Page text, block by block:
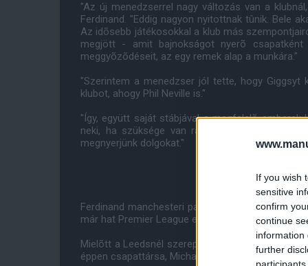
If you wish
sensitive
confirm
continue
information
further
"Az új menedzserrel nagy változás van a
Ferdinand. "Eddig nagyon nyitottnak tûnik. Bele
Az idõsebb játékosokkal a klub más
megjött - amit bajnokságot nyerõ
meggyõzõdéseit, az egy remek alap a munkára."
"Szerintem a menedzser jól tette, hogy
klubot, ahogy Phil Neville is."
"Így, együtt saját stábjával a megfelelõ
neki, ha szüksége van rá és amikor kéri,
megnyerjünk dolgokat."
Ferdinand manchesteri pályafutása tiszteletére
már hat Premier League elsõséget zsebelt be,
Mielõtt a Leedsnél szerepelt, Ferdinand a West
éppen csapattársa, Michael Carrick.